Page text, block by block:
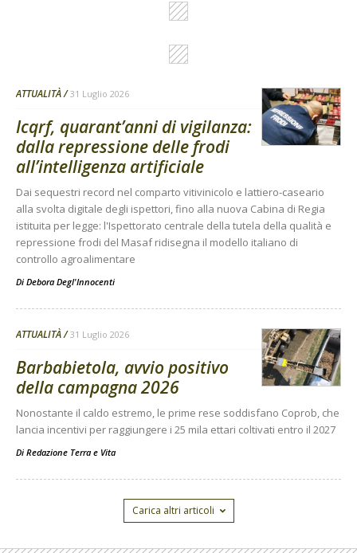
ATTUALITÀ 31 Luglio 2026
Icqrf, quarant’anni di vigilanza:
dalla repressione delle frodi
all’intelligenza artificiale
Dai sequestri record nel comparto vitivinicolo e lattiero-caseario
alla svolta digitale degli ispettori, fino alla nuova Cabina di Regia
istituita per legge: l'Ispettorato centrale della tutela della qualità e
repressione frodi del Masaf ridisegna il modello italiano di
controllo agroalimentare
Di Debora Degl'Innocenti
ATTUALITÀ 31 Luglio 2026
Barbabietola, avvio positivo
della campagna 2026
Nonostante il caldo estremo, le prime rese soddisfano Coprob, che
lancia incentivi per raggiungere i 25 mila ettari coltivati entro il 2027
Di Redazione Terra e Vita
Carica altri articoli